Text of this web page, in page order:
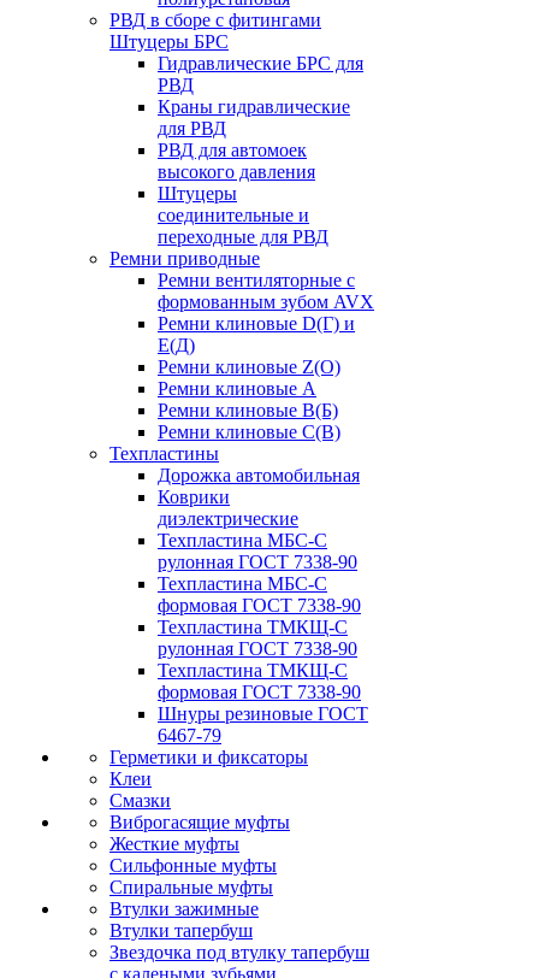
РВД в сборе с фитингами
Штуцеры БРС
Гидравлические БРС для
РВД
Краны гидравлические
для РВД
РВД для автомоек
высокого давления
Штуцеры
соединительные и
переходные для РВД
Ремни приводные
Ремни вентиляторные с
формованным зубом AVX
Ремни клиновые D(Г) и
Е(Д)
Ремни клиновые Z(О)
Ремни клиновые А
Ремни клиновые В(Б)
Ремни клиновые С(В)
Техпластины
Дорожка автомобильная
Коврики
диэлектрические
Техпластина МБС-С
рулонная ГОСТ 7338-90
Техпластина МБС-С
формовая ГОСТ 7338-90
Техпластина ТМКЩ-С
рулонная ГОСТ 7338-90
Техпластина ТМКЩ-С
формовая ГОСТ 7338-90
Шнуры резиновые ГОСТ
6467-79
Герметики и фиксаторы
Клеи
Смазки
Виброгасящие муфты
Жесткие муфты
Сильфонные муфты
Спиральные муфты
Втулки зажимные
Втулки тапербуш
Звездочка под втулку тапербуш
c калеными зубьями